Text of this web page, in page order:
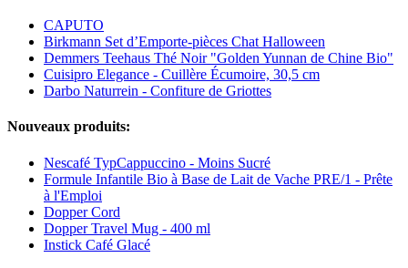
CAPUTO
Birkmann Set d’Emporte-pièces Chat Halloween
Demmers Teehaus Thé Noir "Golden Yunnan de Chine Bio"
Cuisipro Elegance - Cuillère Écumoire, 30,5 cm
Darbo Naturrein - Confiture de Griottes
Nouveaux produits:
Nescafé TypCappuccino - Moins Sucré
Formule Infantile Bio à Base de Lait de Vache PRE/1 - Prête
à l'Emploi
Dopper Cord
Dopper Travel Mug - 400 ml
Instick Café Glacé